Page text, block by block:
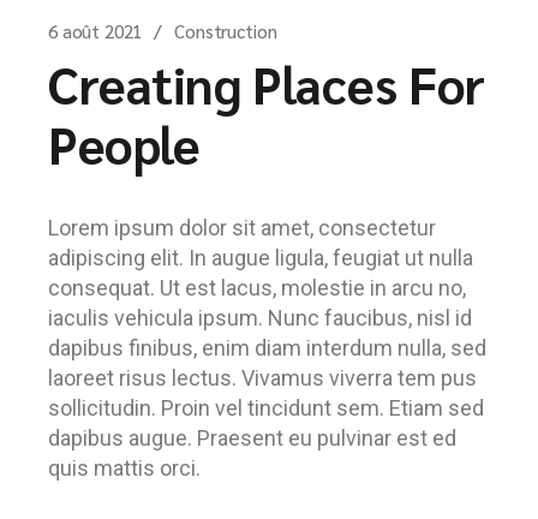
6 août 2021 Construction
Creating Places For
People
Lorem ipsum dolor sit amet, consectetur
adipiscing elit. In augue ligula, feugiat ut nulla
consequat. Ut est lacus, molestie in arcu no,
iaculis vehicula ipsum. Nunc faucibus, nisl id
dapibus finibus, enim diam interdum nulla, sed
laoreet risus lectus. Vivamus viverra tem pus
sollicitudin. Proin vel tincidunt sem. Etiam sed
dapibus augue. Praesent eu pulvinar est ed
quis mattis orci.